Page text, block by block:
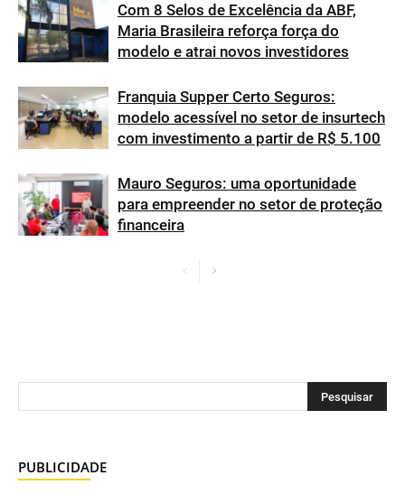
Com 8 Selos de Excelência da ABF,
Maria Brasileira reforça força do
modelo e atrai novos investidores
Franquia Supper Certo Seguros:
modelo acessível no setor de insurtech
com investimento a partir de R$ 5.100
Mauro Seguros: uma oportunidade
para empreender no setor de proteção
financeira
PUBLICIDADE